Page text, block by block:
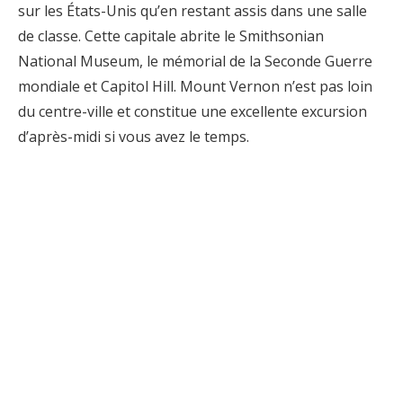
sur les États-Unis qu’en restant assis dans une salle
de classe. Cette capitale abrite le Smithsonian
National Museum, le mémorial de la Seconde Guerre
mondiale et Capitol Hill. Mount Vernon n’est pas loin
du centre-ville et constitue une excellente excursion
d’après-midi si vous avez le temps.